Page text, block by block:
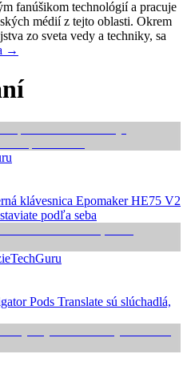
fanúšikom technológií a pracuje
médií z tejto oblasti. Okrem
zo sveta vedy a techniky, sa
→
klávesnica Epomaker HE75 V2
podľa seba
TechGuru
Pods Translate sú slúchadlá,